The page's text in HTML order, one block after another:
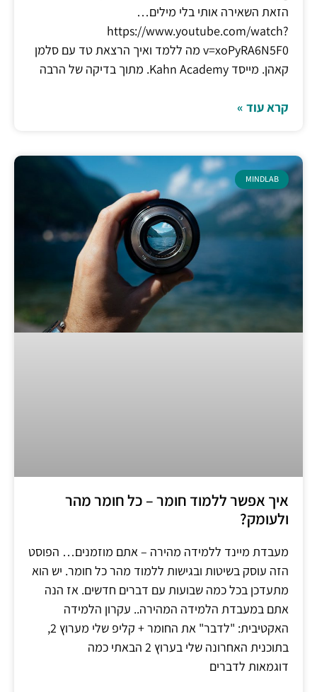
הזאת השאירה אותי בלי מילים…
https://www.youtube.com/watch?
v=xoPyRA6N5F0 מה ללמד ואיך הרצאת טד עם סלמן
קאהן. מייסד Kahn Academy. מתוך בדיקה של הרבה
קרא עוד »
MINDLAB
איך אפשר ללמוד חומר – כל חומר מהר
ולעומק?
מעבדת מיינד ללמידה מהירה – אתם מוזמנים… הפוסט
הזה עוסק בשיטות ובגישות ללמוד מהר כל חומר. יש הוא
מתעדכן בכל כמה שבועות עם דברים חדשים. אז הנה
אתם במעבדת הלמידה המהירה.. עקרון הלמידה
האקטיבית: "לדבר" את החומר + קליפ שלי מערוץ 2,
בתוכנית האחרונה שלי בערוץ 2 הבאתי כמה
דוגמאות לדברים